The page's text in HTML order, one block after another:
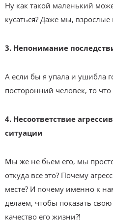
Ну как такой маленький
кусаться? Даже мы,
3. Непонимание
А если бы я упала и ушибла
посторонний человек, то
4. Несоответствие
ситуации
Мы же не бьем его, мы
откуда все это? Почему
месте? И почему именно к
делаем, чтобы показать
качество его жизни?!